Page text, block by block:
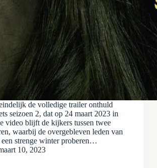
de volledige trailer onthuld
seizoen 2, dat op 24 maart 2023 in
video blijft de kijkers tussen twee
waarbij de overgebleven leden van
een ​​strenge winter proberen…
10, 2023